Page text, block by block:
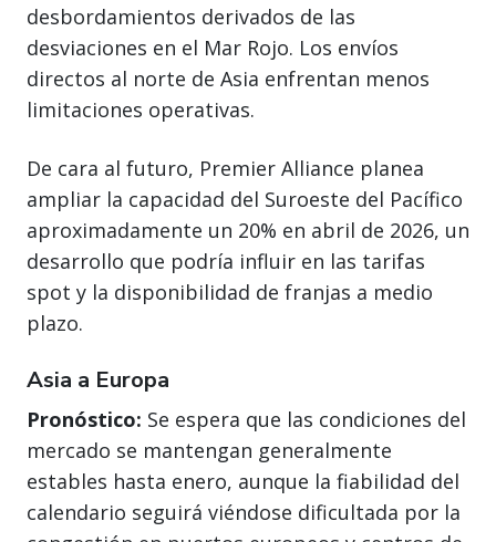
desbordamientos derivados de las
desviaciones en el Mar Rojo. Los envíos
directos al norte de Asia enfrentan menos
limitaciones operativas.
De cara al futuro, Premier Alliance planea
ampliar la capacidad del Suroeste del Pacífico
aproximadamente un 20% en abril de 2026, un
desarrollo que podría influir en las tarifas
spot y la disponibilidad de franjas a medio
plazo.
Asia a Europa
Pronóstico: Se espera que las condiciones del
mercado se mantengan generalmente
estables hasta enero, aunque la fiabilidad del
calendario seguirá viéndose dificultada por la